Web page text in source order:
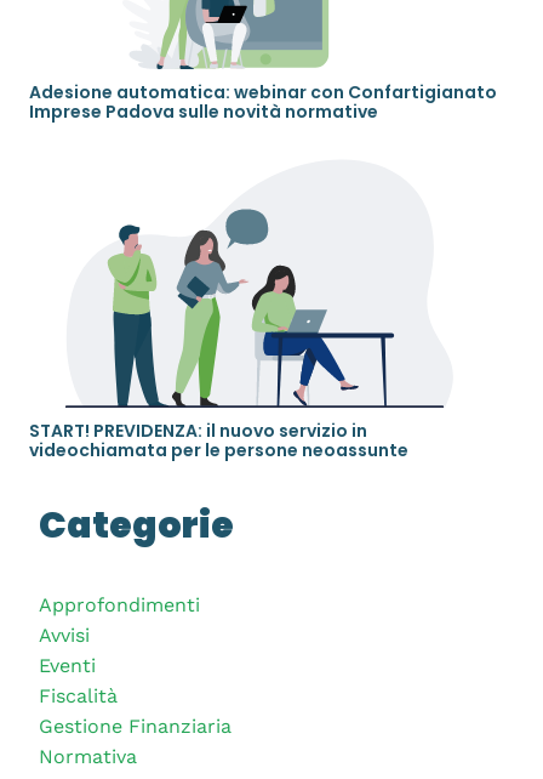
Adesione automatica: webinar con Confartigianato
Imprese Padova sulle novità normative
START! PREVIDENZA: il nuovo servizio in
videochiamata per le persone neoassunte
Categorie
Approfondimenti
Avvisi
Eventi
Fiscalità
Gestione Finanziaria
Normativa